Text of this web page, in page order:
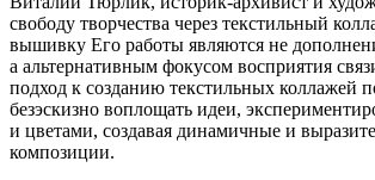
свободу творчества через текстильный
вышивку Его работы являются не
а альтернативным фокусом восприятия
подход к созданию текстильных коллажей
безэскизно воплощать идеи,
и цветами, создавая динамичные и
композиции.